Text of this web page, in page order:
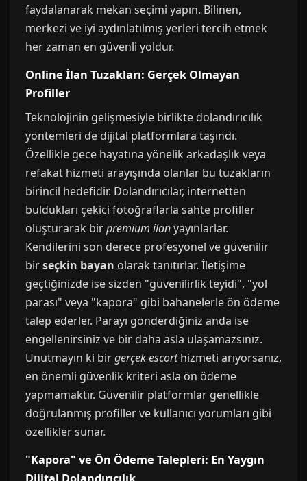
faydalanarak mekan seçimi yapın. Bilinen,
merkezi ve iyi aydınlatılmış yerleri tercih etmek
her zaman en güvenli yoldur.
Online İlan Tuzakları: Gerçek Olmayan
Profiller
Teknolojinin gelişmesiyle birlikte dolandırıcılık
yöntemleri de dijital platformlara taşındı.
Özellikle gece hayatına yönelik arkadaşlık veya
refakat hizmeti arayışında olanlar bu tuzakların
birincil hedefidir. Dolandırıcılar, internetten
buldukları çekici fotoğraflarla sahte profiller
oluşturarak birpremium ilanyayınlarlar.
Kendilerini son derece profesyonel ve güvenilir
birseçkin bayan olarak tanıtırlar. İletişime
geçtiğinizde ise sizden "güvenilirlik teyidi", "yol
parası" veya "kapora" gibi bahanelerle ön ödeme
talep ederler. Parayı gönderdiğiniz anda ise
engellenirsiniz ve bir daha asla ulaşamazsınız.
Unutmayın ki birgerçek escorthizmeti arıyorsanız,
en önemli güvenlik kriteri asla ön ödeme
yapmamaktır. Güvenilir platformlar genellikle
doğrulanmış profiller ve kullanıcı yorumları gibi
özellikler sunar.
"Kapora" ve Ön Ödeme Talepleri: En Yaygın